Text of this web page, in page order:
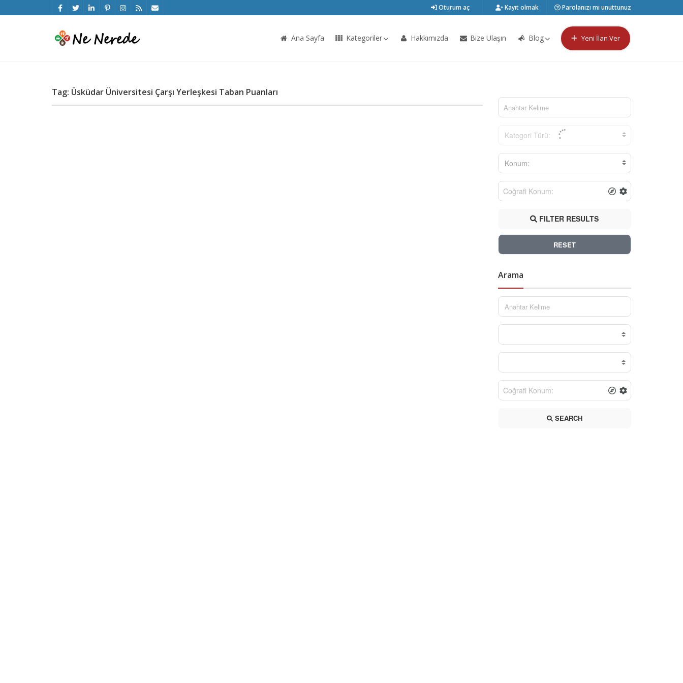
Oturum aç Kayıt olmak Parolanızı mı unuttunuz
Ana Sayfa Kategoriler Hakkımızda Bize Ulaşın Blog Yeni İlan Ver
Tag: Üsküdar Üniversitesi Çarşı Yerleşkesi Taban Puanları
Kategori Türü:
Konum:
FILTER RESULTS
RESET
Arama
SEARCH